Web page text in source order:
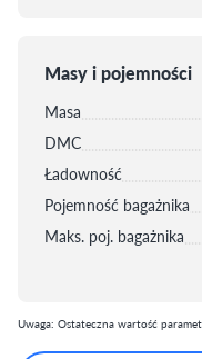
Masy i pojemności
Masa
DMC
Ładowność
Pojemność bagażnika
Maks. poj. bagażnika
Uwaga: Ostateczna wartość